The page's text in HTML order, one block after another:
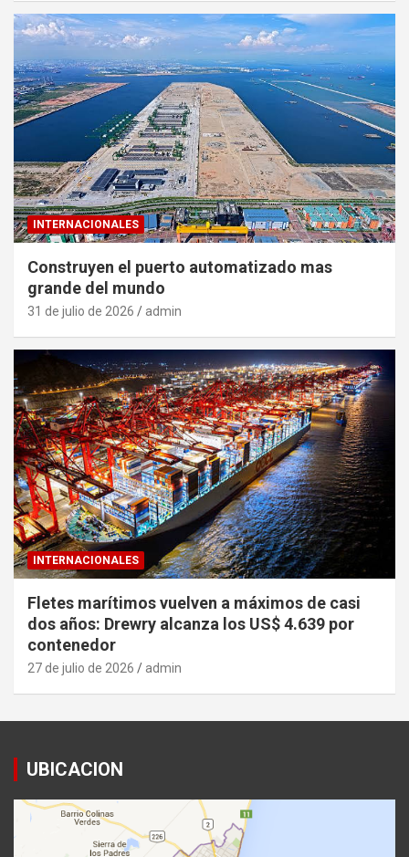
INTERNACIONALES
Construyen el puerto automatizado mas
grande del mundo
31 de julio de 2026 admin
INTERNACIONALES
Fletes marítimos vuelven a máximos de casi
dos años: Drewry alcanza los US$ 4.639 por
contenedor
27 de julio de 2026 admin
UBICACION